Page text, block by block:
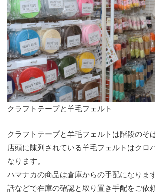
クラフトテープと羊毛フェルト
クラフトテープと羊毛フェルトは階段のそ
店頭に陳列されている羊毛フェルトはクロ
なります。
ハマナカの商品は倉庫からの手配になりま
話などで在庫の確認と取り置き手配をご依